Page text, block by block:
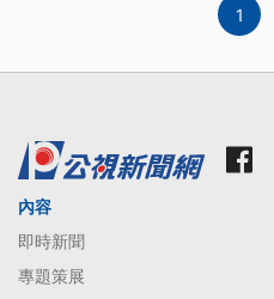
1
內容
即時新聞
專題策展